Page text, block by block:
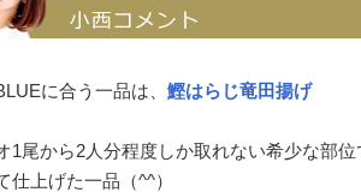
に合う一品は、 鰹はらじ竜田揚げ
1尾から2人分程度しか取れない希少な部
仕上げた一品（^^）